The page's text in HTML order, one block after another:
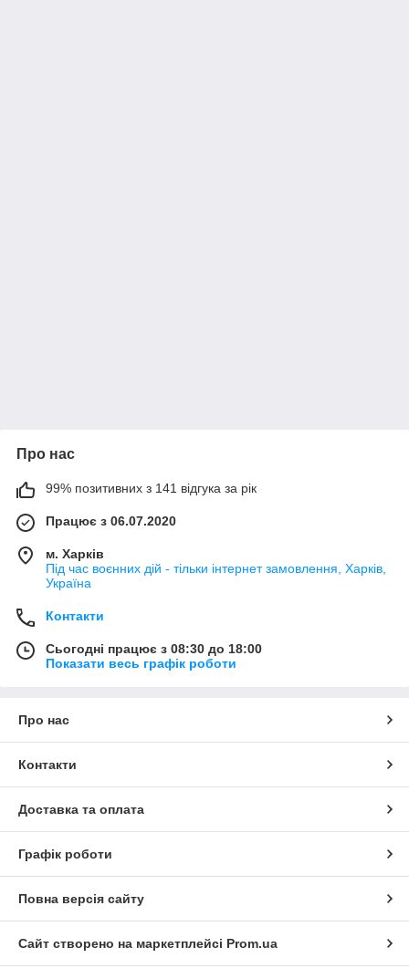
Про нас
99% позитивних з 141 відгука за рік
Працює з 06.07.2020
м. Харків
Під час воєнних дій - тільки інтернет замовлення, Харків,
Україна
Контакти
Сьогодні працює з 08:30 до 18:00
Показати весь графік роботи
Про нас
Контакти
Доставка та оплата
Графік роботи
Повна версія сайту
Сайт створено на маркетплейсі Prom.ua